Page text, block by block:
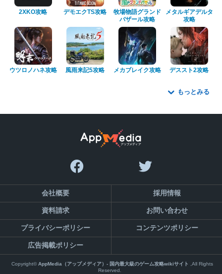
2XKO攻略 デモエクTS攻略
牧場物語グランド
バザール攻略
メタルギアデルタ
攻略
ウツロノハネ攻略 風雨来記5攻略 メカブレイク攻略 デススト2攻略
もっとみる
会社概要 採用情報
資料請求 お問い合わせ
プライバシーポリシー コンテンツポリシー
広告掲載ポリシー
Copyright©AppMedia（アップメディア）- 国内最大級のゲーム攻略wikiサイト ,All Rights
Reserved.